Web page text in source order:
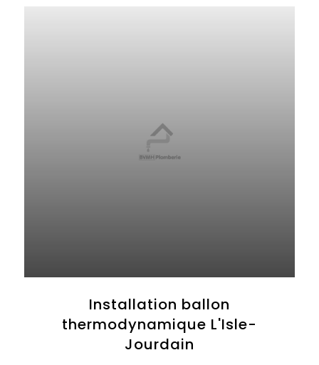
Installation ballon
thermodynamique L'Isle-
Jourdain